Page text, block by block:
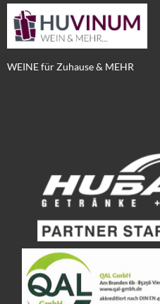
WEINE für Zuhause & MEHR